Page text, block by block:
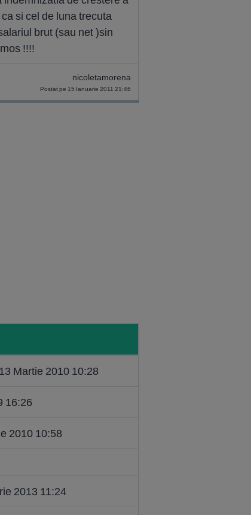
si cel de luna trecuta
brut (sau net )sin
!!!!
nicoletamorena
Postat pe 15 Ianuarie 2011 21:46
Martie 2010 10:28
16:26
2010 10:58
2013 11:24